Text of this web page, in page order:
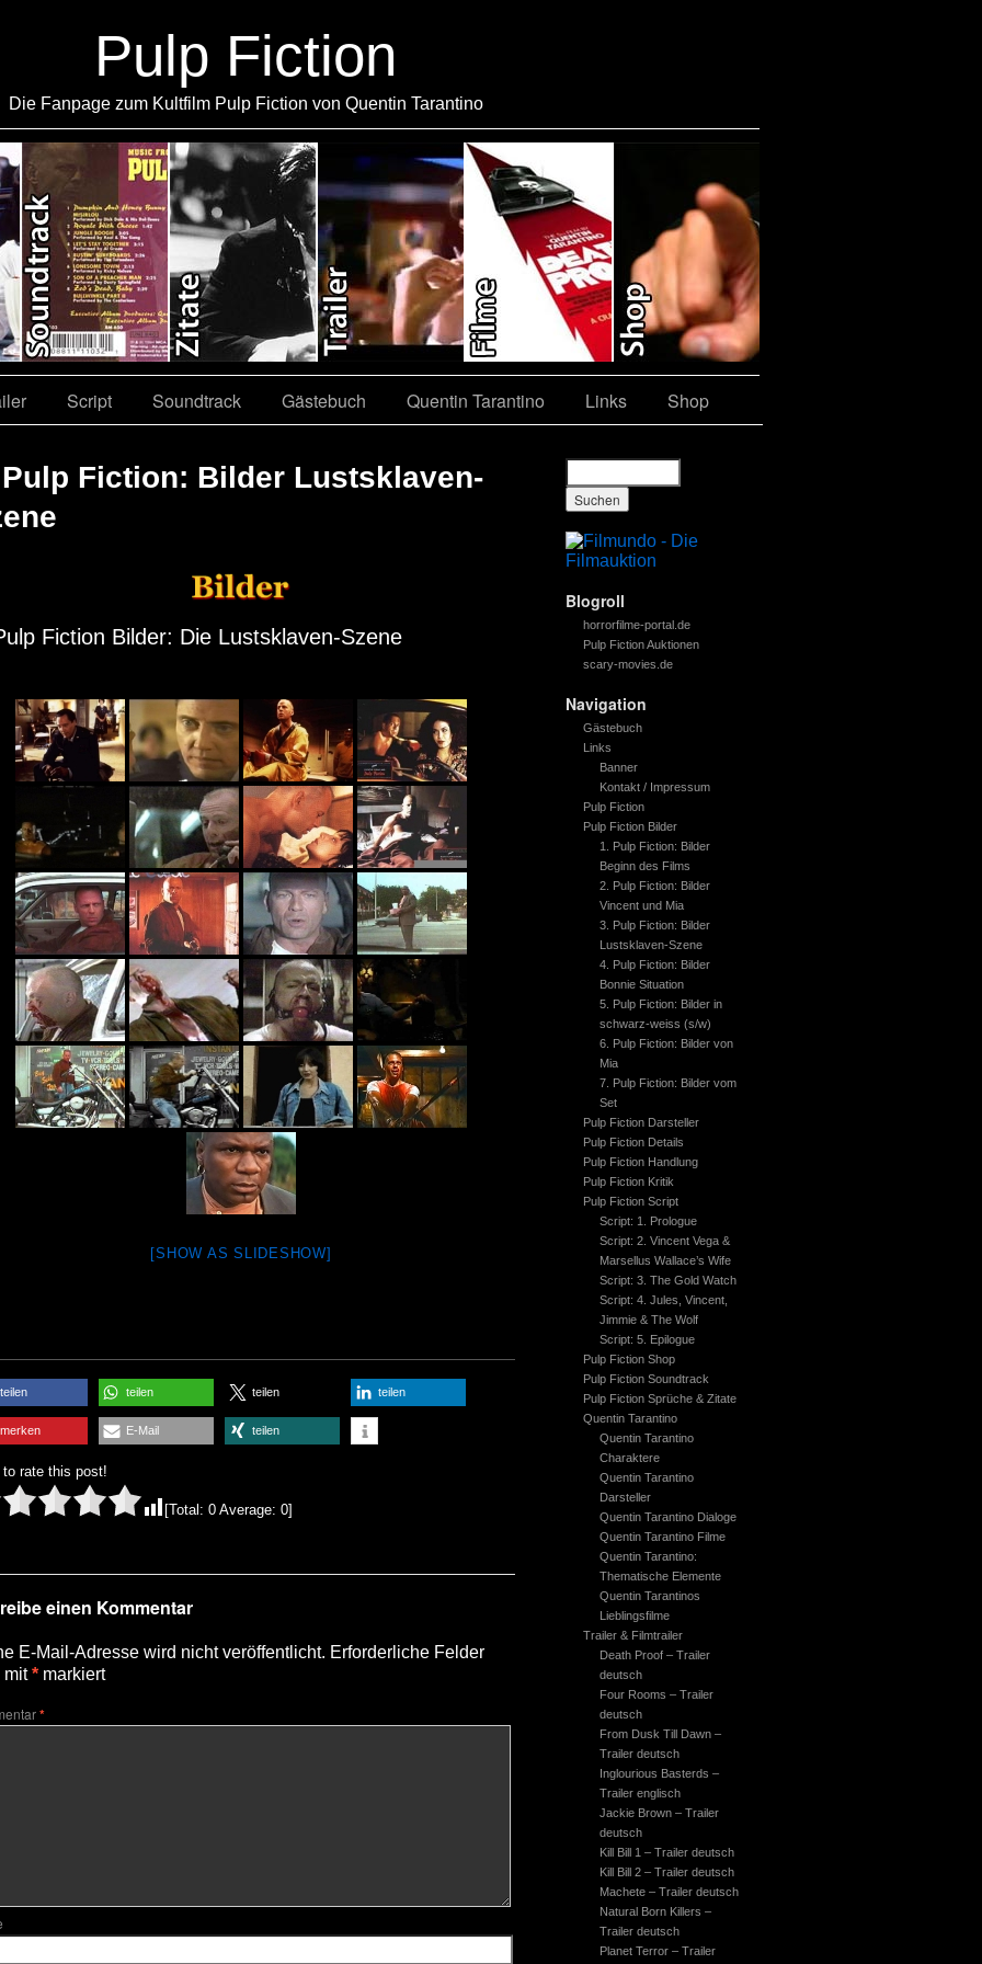
Pulp Fiction
Die Fanpage zum Kultfilm Pulp Fiction von Quentin Tarantino
Script Soundtrack Gästebuch Quentin Tarantino Links Shop
Blogroll
horrorfilme-portal.de
Pulp Fiction Auktionen
scary-movies.de
Navigation
Gästebuch
Links
Banner
Kontakt / Impressum
Pulp Fiction
Pulp Fiction Bilder
1. Pulp Fiction: Bilder
Beginn des Films
2. Pulp Fiction: Bilder
Vincent und Mia
3. Pulp Fiction: Bilder
Lustsklaven-Szene
4. Pulp Fiction: Bilder
Bonnie Situation
5. Pulp Fiction: Bilder in
schwarz-weiss (s/w)
6. Pulp Fiction: Bilder von
Mia
7. Pulp Fiction: Bilder vom
Set
Pulp Fiction Darsteller
Pulp Fiction Details
Pulp Fiction Handlung
Pulp Fiction Kritik
Pulp Fiction Script
Script: 1. Prologue
Script: 2. Vincent Vega &
Marsellus Wallace’s Wife
Script: 3. The Gold Watch
Script: 4. Jules, Vincent,
Jimmie & The Wolf
Script: 5. Epilogue
Pulp Fiction Shop
Pulp Fiction Soundtrack
Pulp Fiction Sprüche & Zitate
Quentin Tarantino
Quentin Tarantino
Charaktere
Quentin Tarantino
Darsteller
Quentin Tarantino Dialoge
Quentin Tarantino Filme
Quentin Tarantino:
Thematische Elemente
Quentin Tarantinos
Lieblingsfilme
Trailer & Filmtrailer
Death Proof – Trailer
deutsch
Four Rooms – Trailer
deutsch
From Dusk Till Dawn –
Trailer deutsch
Inglourious Basterds –
Trailer englisch
Jackie Brown – Trailer
deutsch
Kill Bill 1 – Trailer deutsch
Kill Bill 2 – Trailer deutsch
Machete – Trailer deutsch
Natural Born Killers –
Trailer deutsch
Planet Terror – Trailer
Fiction: Bilder Lustsklaven-
Fiction Bilder: Die Lustsklaven-Szene
[SHOW AS SLIDESHOW]
teilen teilen teilen teilen
merken E-Mail teilen
rate this post!
[Total: 0 Average: 0]
einen Kommentar
E-Mail-Adresse wird nicht veröffentlicht. Erforderliche Felder
mit* markiert
*